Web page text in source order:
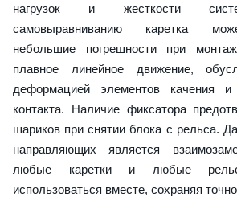
нагрузок и жесткости
самовыравниванию каретка
небольшие погрешности при
плавное линейное движение,
деформацией элементов качения
контакта. Наличие фиксатора
шариков при снятии блока с рельса.
направляющих является
любые каретки и любые
использоваться вместе, сохраняя